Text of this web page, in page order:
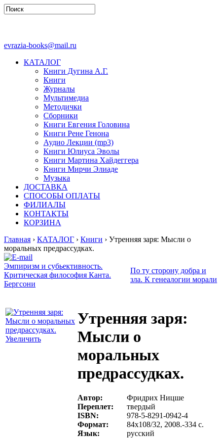
evrazia-books@mail.ru
КАТАЛОГ
Книги Дугина А.Г.
Книги
Журналы
Мультимедиа
Методички
Сборники
Книги Евгения Головина
Книги Рене Генона
Аудио Лекции (mp3)
Книги Юлиуса Эволы
Книги Мартина Хайдеггера
Книги Мирчи Элиаде
Музыка
ДОСТАВКА
СПОСОБЫ ОПЛАТЫ
ФИЛИАЛЫ
КОНТАКТЫ
КОРЗИНА
Главная › КАТАЛОГ › Книги › Утренняя заря: Мысли о
моральных предрассудках.
Эмпиризм и субьективность.
Критическая философия Канта.
Бергсони
По ту сторону добра и
зла. К генеалогии морали
Увеличить
Утренняя заря:
Мысли о
моральных
предрассудках.
Автор:
Фридрих Ницше
Переплет:
твердый
ISBN:
978-5-8291-0942-4
Формат:
84х108/32, 2008.-334 с.
Язык:
русский